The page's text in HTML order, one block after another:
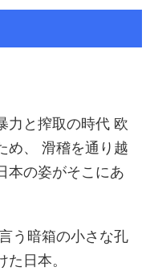
力と搾取の時代 欧
め、 滑稽を通り越
本の姿がそこにあ
う暗箱の小さな孔
日本。